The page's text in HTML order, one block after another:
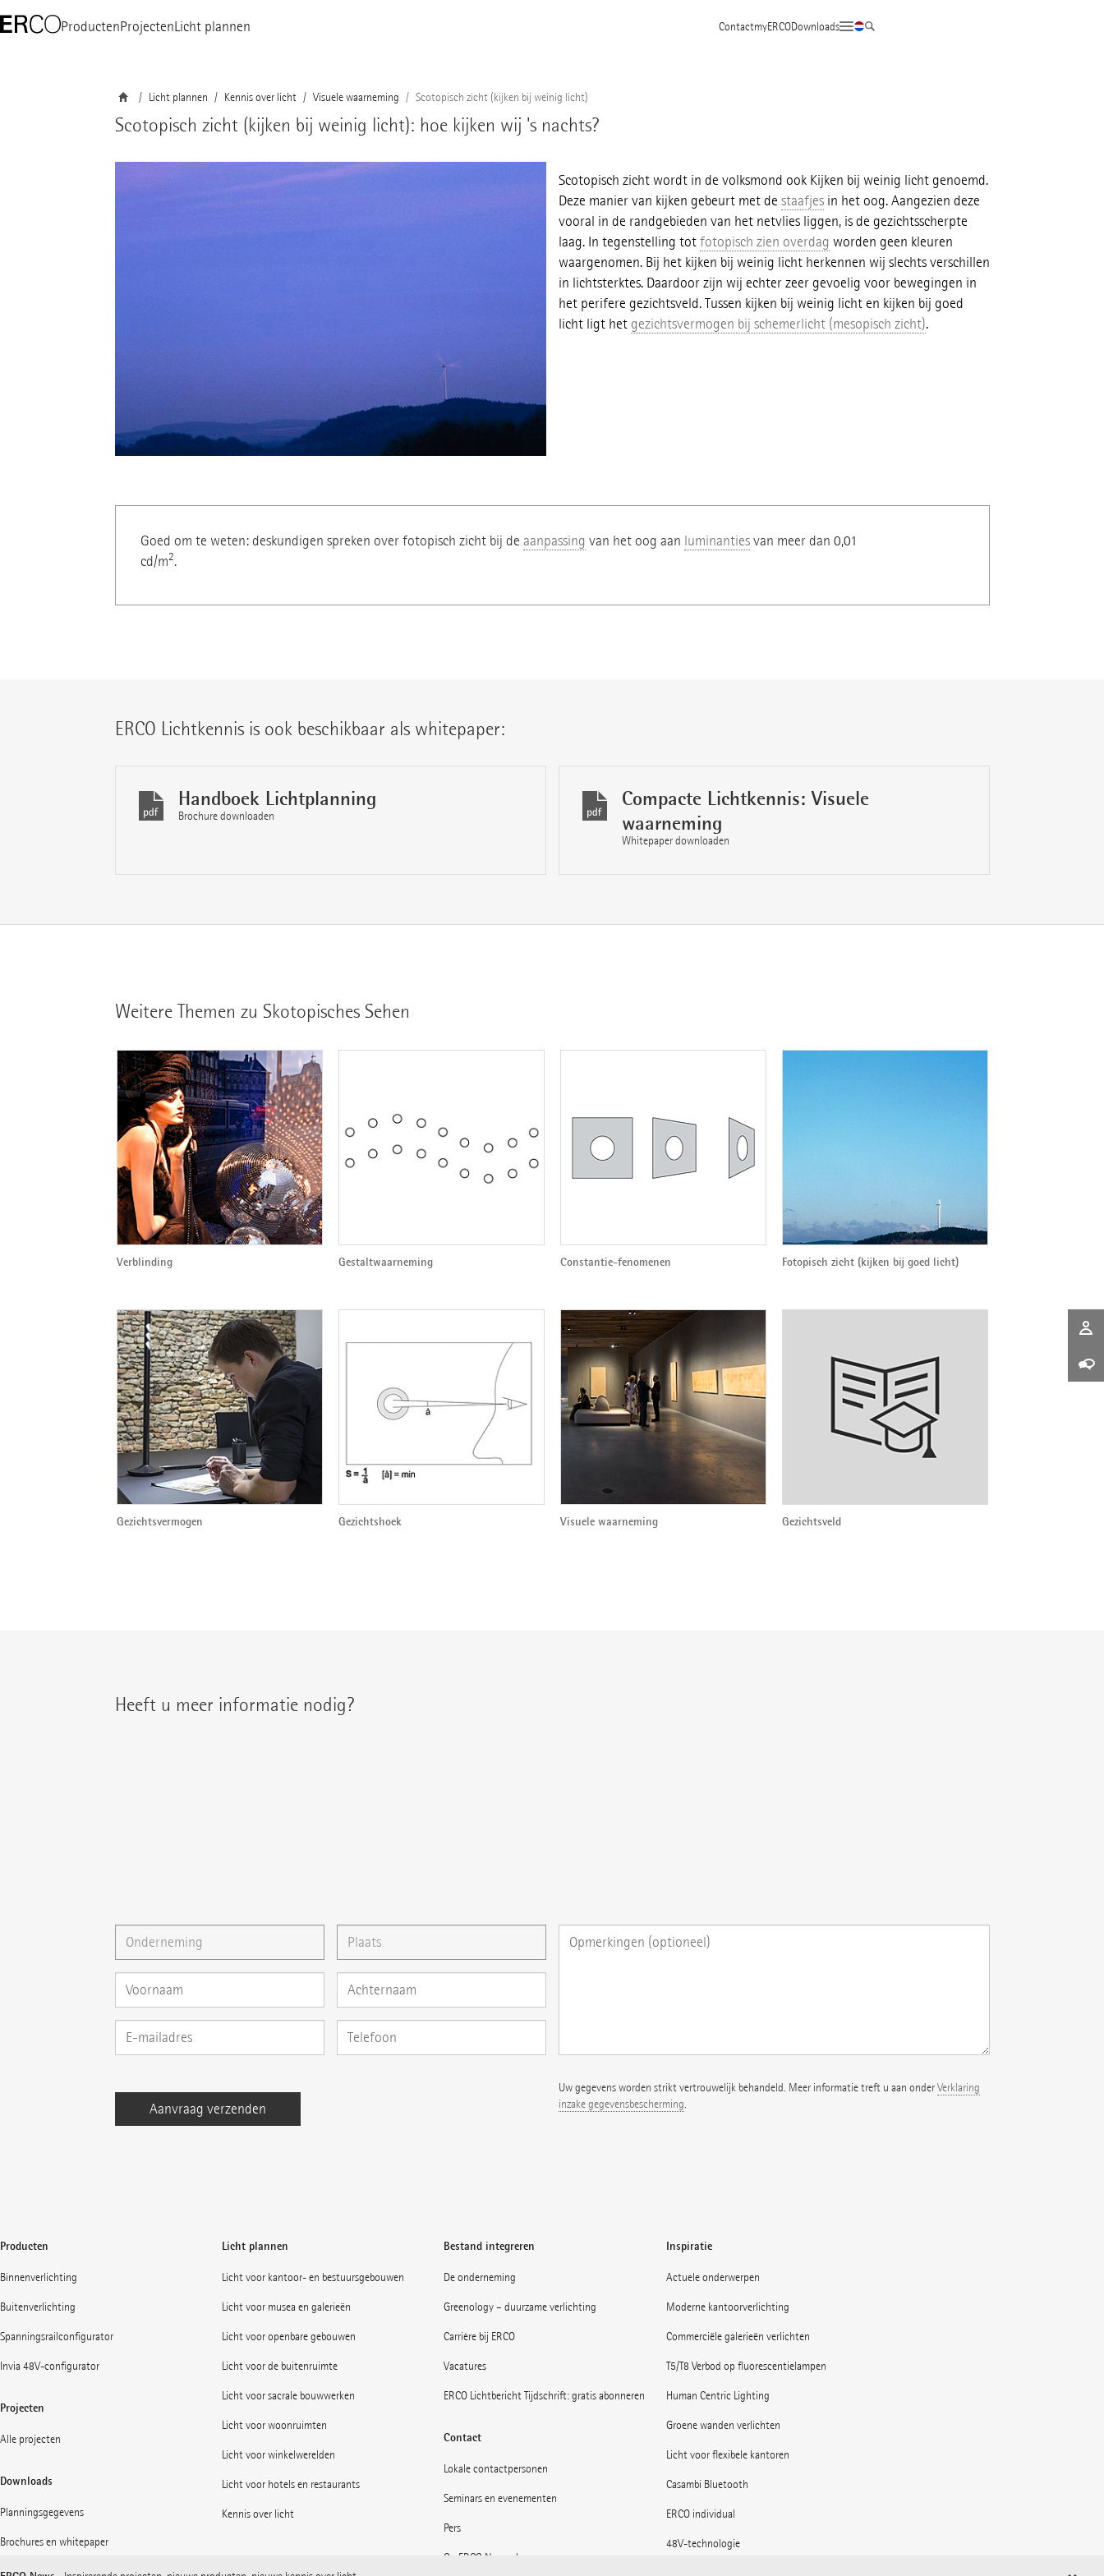
ProductenProjectenLicht plannen ContactmyERCODownloads
Licht plannen Kennis over licht Visuele waarneming Scotopisch zicht (kijken bij weinig licht)
Scotopisch zicht (kijken bij weinig licht): hoe kijken wij 's nachts?
Scotopisch zicht wordt in de volksmond ook Kijken bij weinig licht genoemd.
Deze manier van kijken gebeurt met de staafjesin het oog. Aangezien deze
vooral in de randgebieden van het netvlies liggen, is de gezichtsscherpte
laag. In tegenstelling totfotopisch zien overdag worden geen kleuren
waargenomen. Bij het kijken bij weinig licht herkennen wij slechts verschillen
in lichtsterktes. Daardoor zijn wij echter zeer gevoelig voor bewegingen in
het perifere gezichtsveld. Tussen kijken bij weinig licht en kijken bij goed
licht ligt het gezichtsvermogen bij schemerlicht (mesopisch zicht).
Goed om te weten: deskundigen spreken over fotopisch zicht bij de aanpassing van het oog aan luminantiesvan meer dan 0,01
cd/m2.
ERCO Lichtkennis is ook beschikbaar als whitepaper:
Handboek Lichtplanning
Brochure downloaden
Compacte Lichtkennis: Visuele
waarneming
Whitepaper downloaden
Weitere Themen zu Skotopisches Sehen
Verblinding Gestaltwaarneming Constantie-fenomenen Fotopisch zicht (kijken bij goed licht)
Gezichtsvermogen Gezichtshoek Visuele waarneming Gezichtsveld
Heeft u meer informatie nodig?
Uw gegevens worden strikt vertrouwelijk behandeld. Meer informatie treft u aan onderVerklaring
inzake gegevensbescherming.
Producten
Binnenverlichting
Buitenverlichting
Spanningsrailconfigurator
Invia 48V-configurator
Projecten
Alle projecten
Downloads
Planningsgegevens
Brochures en whitepaper
Licht plannen
Licht voor kantoor- en bestuursgebouwen
Licht voor musea en galerieën
Licht voor openbare gebouwen
Licht voor de buitenruimte
Licht voor sacrale bouwwerken
Licht voor woonruimten
Licht voor winkelwerelden
Licht voor hotels en restaurants
Kennis over licht
Bestand integreren
De onderneming
Greenology – duurzame verlichting
Carrière bij ERCO
Vacatures
ERCO Lichtbericht Tijdschrift: gratis abonneren
Contact
Lokale contactpersonen
Seminars en evenementen
Pers
Op ERCO News abonneren
Inspiratie
Actuele onderwerpen
Moderne kantoorverlichting
Commerciële galerieën verlichten
T5/T8 Verbod op fluorescentielampen
Human Centric Lighting
Groene wanden verlichten
Licht voor flexibele kantoren
Casambi Bluetooth
ERCO individual
48V-technologie